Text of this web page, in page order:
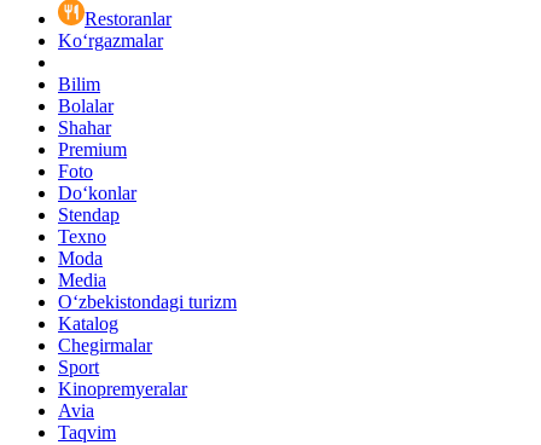
Restoranlar
Ko‘rgazmalar
Bilim
Bolalar
Shahar
Premium
Foto
Do‘konlar
Stendap
Texno
Moda
Media
O‘zbekistondagi turizm
Katalog
Chegirmalar
Sport
Kinopremyeralar
Avia
Taqvim